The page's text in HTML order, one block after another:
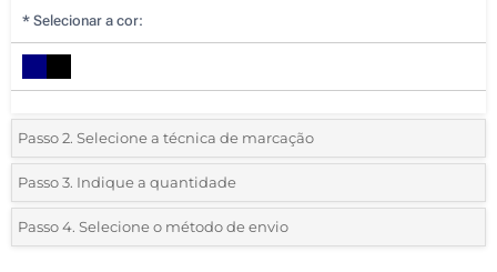
* Selecionar a cor:
Passo 2. Selecione a técnica de marcação
*Selecione o tipo de marcação e as cores do logotipo:
Transferência digital a cores (Num lado)
Passo 3. Indique a quantidade
*Pedido mínimo 10 (total de pedido)
Passo 4. Selecione o método de envio